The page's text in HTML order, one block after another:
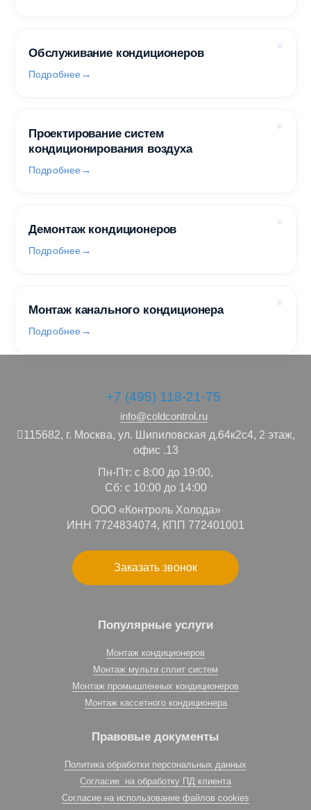
Обслуживание кондиционеров
Подробнее
Проектирование систем
кондиционирования воздуха
Подробнее
Демонтаж кондиционеров
Подробнее
Монтаж канального кондиционера
Подробнее
+7 (495) 118-21-75
info@coldcontrol.ru
115682, г. Москва, ул. Шипиловская д.64к2с4, 2 этаж,
офис .13
Пн-Пт: с 8:00 до 19:00,
Сб: с 10:00 до 14:00
ООО «Контроль Холода»
ИНН 7724834074, КПП 772401001
Заказать звонок
Популярные услуги
Монтаж кондиционеров
Монтаж мульти сплит систем
Монтаж промышленных кондиционеров
Монтаж кассетного кондиционера
Правовые документы
Политика обработки персональных данных
Согласие на обработку ПД клиента
Согласие на использование файлов cookies